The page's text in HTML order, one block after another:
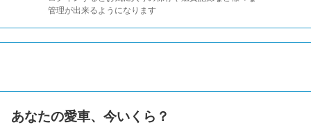
管理が出来るようになります
あなたの愛車、今いくら？